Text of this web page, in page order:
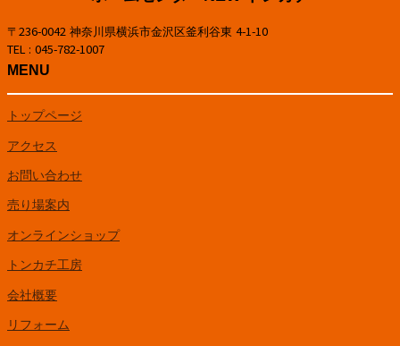
〒236-0042 神奈川県横浜市金沢区釜利谷東 4-1-10
TEL : 045-782-1007
MENU
トップページ
アクセス
お問い合わせ
売り場案内
オンラインショップ
トンカチ工房
会社概要
リフォーム